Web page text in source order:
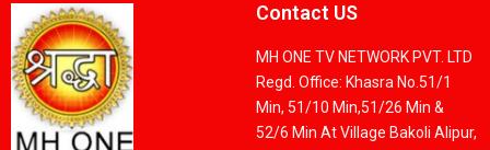
Contact US
MH ONE TV NETWORK PVT. LTD
Regd. Office: Khasra No.51/1
Min, 51/10 Min,51/26 Min &
52/6 Min At Village Bakoli Alipur,